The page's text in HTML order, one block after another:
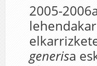
2005-
generisa